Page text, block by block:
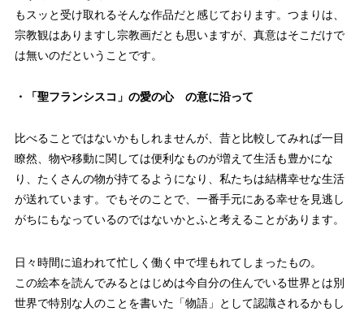
もスッと受け取れるそんな作品だと感じております。つまりは、
宗教観はありますし宗教画だとも思いますが、真意はそこだけで
は無いのだということです。
・「聖フランシスコ」の愛の心 の意に沿って
比べることではないかもしれませんが、昔と比較してみれば一目
瞭然、物や移動に関しては便利なものが増えて生活も豊かにな
り、たくさんの物が持てるようになり、私たちは結構幸せな生活
が送れています。でもそのことで、一番手元にある幸せを見逃し
がちにもなっているのではないかとふと考えることがあります。
日々時間に追われて忙しく働く中で埋もれてしまったもの。
この絵本を読んでみるとはじめは今自分の住んでいる世界とは別
世界で特別な人のことを書いた「物語」として認識されるかもし